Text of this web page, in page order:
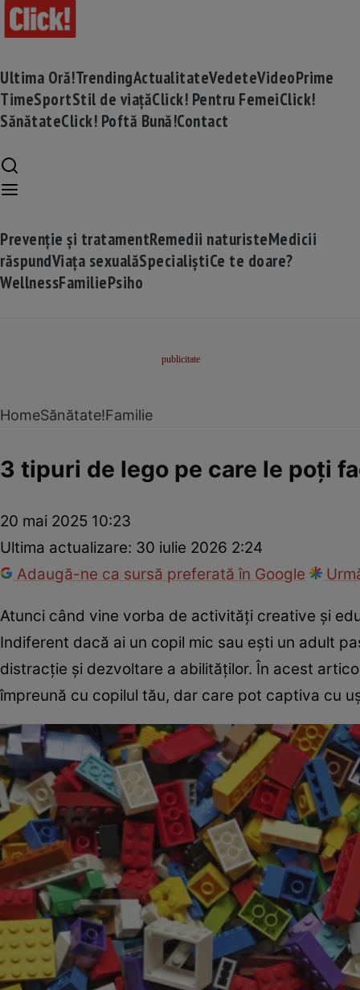
Ultima Oră!TrendingActualitateVedeteVideoPrime
TimeSportStil de viațăClick! Pentru FemeiClick!
SănătateClick! Poftă Bună!Contact
Prevenție și tratamentRemedii naturisteMedicii
răspundViața sexualăSpecialiștiCe te doare?
WellnessFamiliePsiho
HomeSănătate!Familie
3 tipuri de lego pe care le poți
20 mai 2025 10:23
Ultima actualizare: 30 iulie 2026 2:24
Adaugă-ne ca sursă preferată în Google
Atunci când vine vorba de activități creative și
Indiferent dacă ai un copil mic sau ești un adult
distracție și dezvoltare a abilităților. În acest
împreună cu copilul tău, dar care pot captiva cu